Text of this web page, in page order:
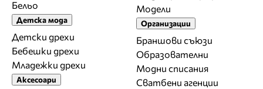
Бельо
Детска мода
Детски дрехи
Бебешки дрехи
Младежки дрехи
Аксесоари
Модели
Организации
Браншови съюзи
Образователни
Модни списания
Сватбени агенции